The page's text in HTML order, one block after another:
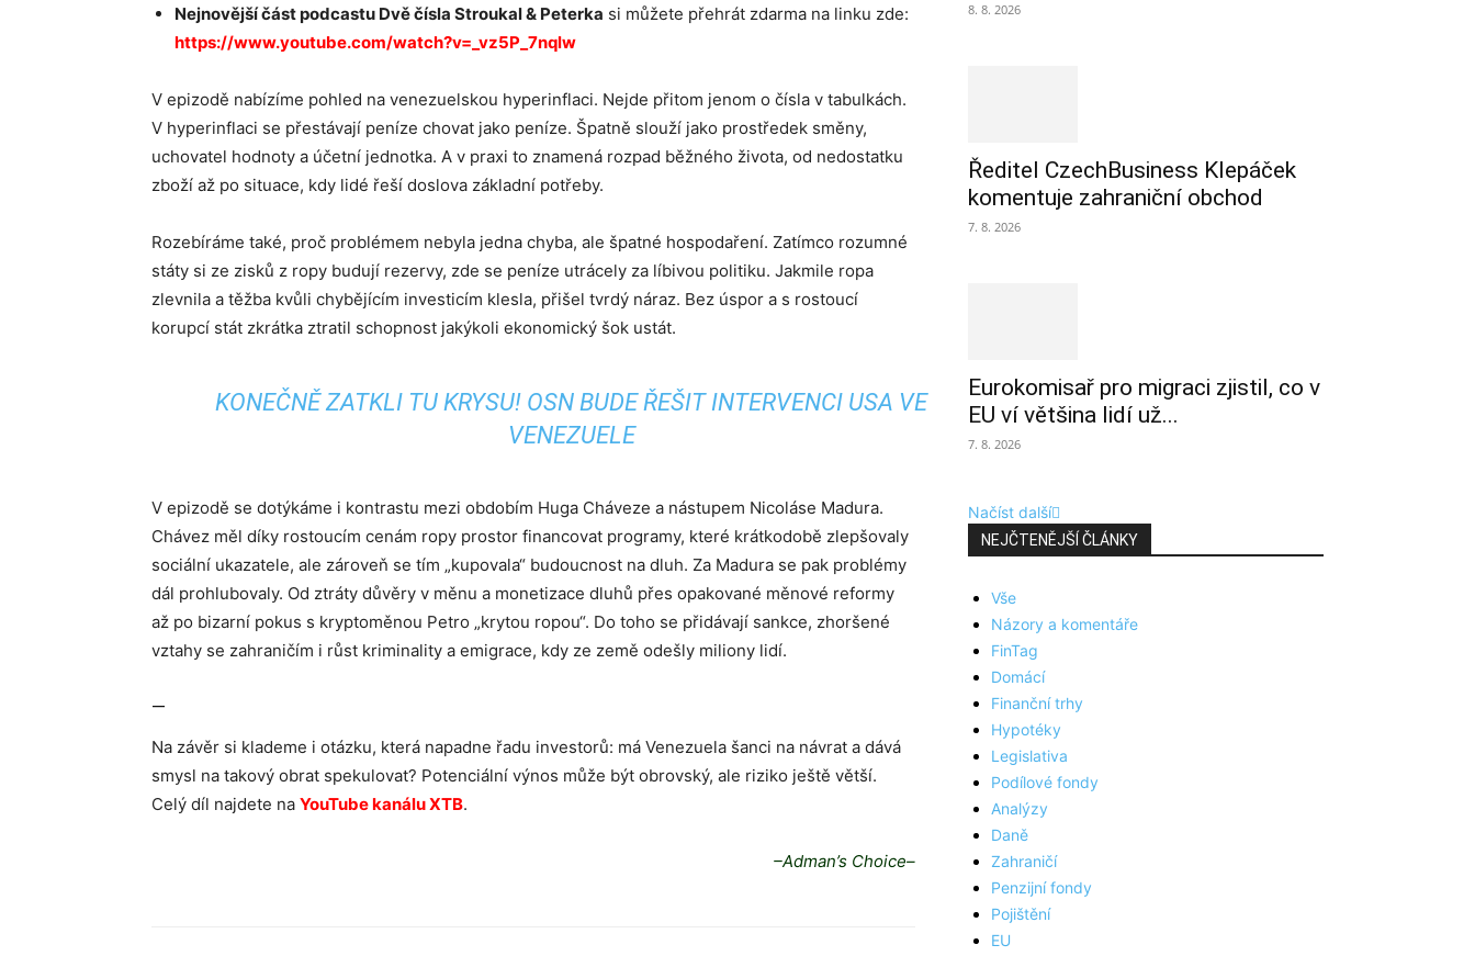
Nejnovější část podcastu Dvě čísla Stroukal & Peterka si můžete přehrát zdarma na linku zde:
https://www.youtube.com/watch?v=_vz5P_7nqlw
V epizodě nabízíme pohled na venezuelskou hyperinflaci. Nejde přitom jenom o čísla v tabulkách.
V hyperinflaci se přestávají peníze chovat jako peníze. Špatně slouží jako prostředek směny,
uchovatel hodnoty a účetní jednotka. A v praxi to znamená rozpad běžného života, od nedostatku
zboží až po situace, kdy lidé řeší doslova základní potřeby.
Rozebíráme také, proč problémem nebyla jedna chyba, ale špatné hospodaření. Zatímco rozumné
státy si ze zisků z ropy budují rezervy, zde se peníze utrácely za líbivou politiku. Jakmile ropa
zlevnila a těžba kvůli chybějícím investicím klesla, přišel tvrdý náraz. Bez úspor a s rostoucí
korupcí stát zkrátka ztratil schopnost jakýkoli ekonomický šok ustát.
KONEČNĚ ZATKLI TU KRYSU! OSN BUDE ŘEŠIT INTERVENCI USA VE
VENEZUELE
V epizodě se dotýkáme i kontrastu mezi obdobím Huga Cháveze a nástupem Nicoláse Madura.
Chávez měl díky rostoucím cenám ropy prostor financovat programy, které krátkodobě zlepšovaly
sociální ukazatele, ale zároveň se tím „kupovala“ budoucnost na dluh. Za Madura se pak problémy
dál prohlubovaly. Od ztráty důvěry v měnu a monetizace dluhů přes opakované měnové reformy
až po bizarní pokus s kryptoměnou Petro „krytou ropou“. Do toho se přidávají sankce, zhoršené
vztahy se zahraničím i růst kriminality a emigrace, kdy ze země odešly miliony lidí.
—
Na závěr si klademe i otázku, která napadne řadu investorů: má Venezuela šanci na návrat a dává
smysl na takový obrat spekulovat? Potenciální výnos může být obrovský, ale riziko ještě větší.
Celý díl najdete na YouTube kanálu XTB.
–Adman’s Choice–
8. 8. 2026
Ředitel CzechBusiness Klepáček
komentuje zahraniční obchod
7. 8. 2026
Eurokomisař pro migraci zjistil, co v
EU ví většina lidí už...
7. 8. 2026
Načíst další
NEJČTENĚJŠÍ ČLÁNKY
Vše
Názory a komentáře
FinTag
Domácí
Finanční trhy
Hypotéky
Legislativa
Podílové fondy
Analýzy
Daně
Zahraničí
Penzijní fondy
Pojištění
EU